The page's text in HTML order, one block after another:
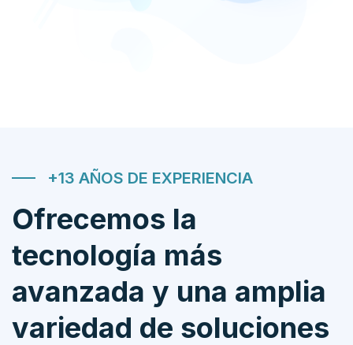
+13 AÑOS DE EXPERIENCIA
Ofrecemos la
tecnología más
avanzada y una amplia
variedad de soluciones